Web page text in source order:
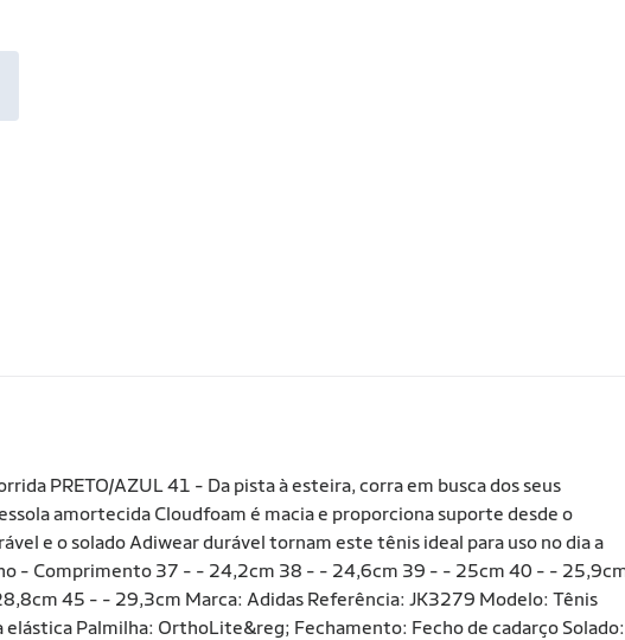
PRETO/AZUL 41 - Da pista à esteira, corra em busca dos seus
amortecida Cloudfoam é macia e proporciona suporte desde o
e o solado Adiwear durável tornam este tênis ideal para uso no dia a
- Comprimento 37 - - 24,2cm 38 - - 24,6cm 39 - - 25cm 40 - -
45 - - 29,3cm Marca: Adidas Referência: JK3279 Modelo: Tênis
elástica Palmilha: OrthoLite&reg; Fechamento: Fecho de cadarço Solado: